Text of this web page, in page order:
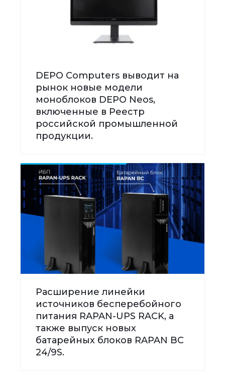
DEPO Computers выводит на
рынок новые модели
моноблоков DEPO Neos,
включенные в Реестр
российской промышленной
продукции.
Расширение линейки
источников бесперебойного
питания RAPAN-UPS RACK, а
также выпуск новых
батарейных блоков RAPAN BC
24/9S.